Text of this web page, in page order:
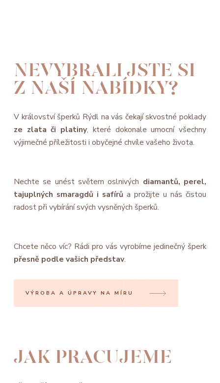
NEVYBRALI JSTE SI
Z NAŠÍ NABÍDKY?
V království šperků Rýdl na vás čekají skvostné poklady
ze zlata či platiny, které dokonale umocní všechny
výjimečné příležitosti i obyčejné chvíle vašeho života.
Nechte se unést světem oslnivých diamantů, perel,
tajuplných smaragdů i safírů a prožijte u nás čistou
radost při vybírání svých vysněných šperků.
Chcete něco víc? Rádi pro vás vyrobíme jedinečný šperk
přesně podle vašich představ.
VÝROBA A ÚPRAVY NA MÍRU
JAK PRACUJEME